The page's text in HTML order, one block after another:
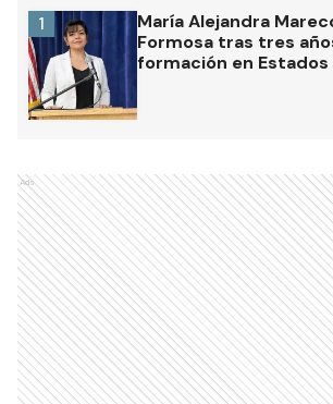
María Alejandra
Formosa tras tres
formación en Estados
1
Ads